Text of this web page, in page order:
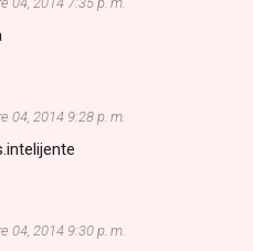
04, 2014 9:28 p. m.
04, 2014 9:30 p. m.